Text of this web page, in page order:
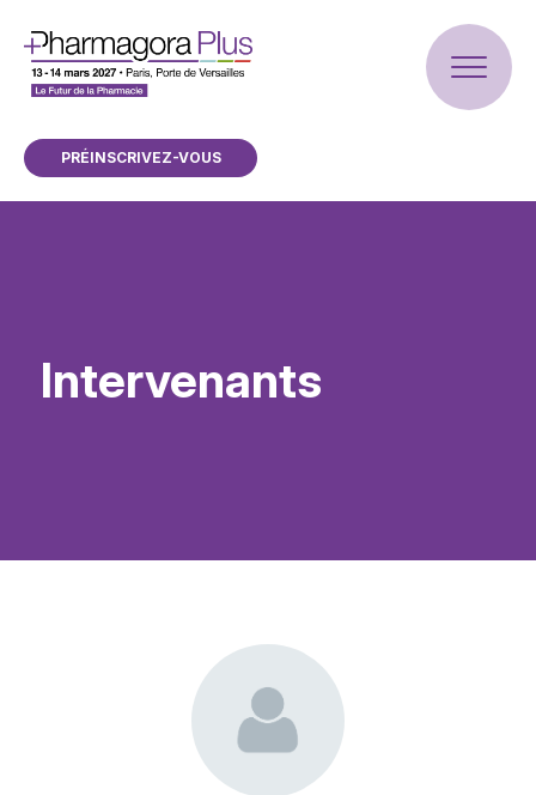
PRÉINSCRIVEZ-VOUS
Intervenants